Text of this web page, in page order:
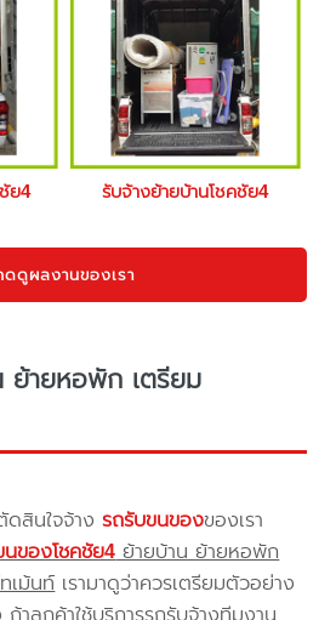
ย4 รับจ้างย้ายบ้านโชคชัย4
ดดูผลงานของเรา
ย้ายหอพัก เตรียม
ดสินใจจ้างรถรับขนของของเรา
ของโชคชัย4ย้ายบ้าน ย้ายหอพัก
เม้นท์เรามาดูว่าควรเตรียมตัวอย่าง